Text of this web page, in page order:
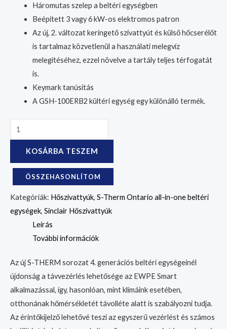
Háromutas szelep a beltéri egységben
Beépített 3 vagy 6 kW-os elektromos patron
Az új, 2. változat keringető szivattyút és külső hőcserélőt
is tartalmaz közvetlenül a használati melegvíz
melegítéséhez, ezzel növelve a tartály teljes térfogatát
is.
Keymark tanúsítás
A GSH-100ERB2 kültéri egység egy különálló termék.
KOSÁRBA TESZEM
ÖSSZEHASONLÍTOM
Kategóriák: Hőszivattyúk, S-Therm Ontario all-in-one beltéri
egységek, Sinclair Hőszivattyúk
Leírás
További információk
Az új S-THERM sorozat 4. generációs beltéri egységeinél
újdonság a távvezérlés lehetősége az EWPE Smart
alkalmazással, így, hasonlóan, mint klímáink esetében,
otthonának hőmérsékletét távolléte alatt is szabályozni tudja.
Az érintőkijelző lehetővé teszi az egyszerű vezérlést és számos